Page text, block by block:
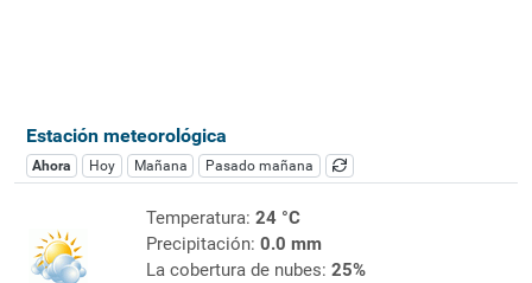
Estación meteorológica
Ahora Hoy Mañana Pasado mañana
Temperatura: 24 °C
Precipitación: 0.0 mm
La cobertura de nubes: 25%